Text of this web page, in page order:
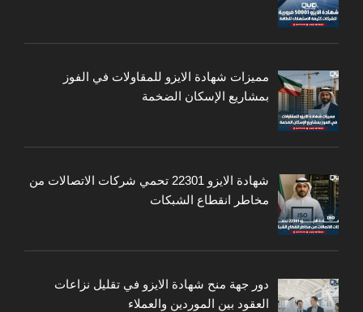
مميزات شهادة الايزو للمقاولات في الفوز
بمشاريع الإسكان الضخمة
شهادة الايزو 22301 تحمي شركات الاتصالات من
مخاطر انقطاع الشبكات
دور جهة منح شهادة الايزو في تقليل نزاعات
العقود بين الموردين والعملاء